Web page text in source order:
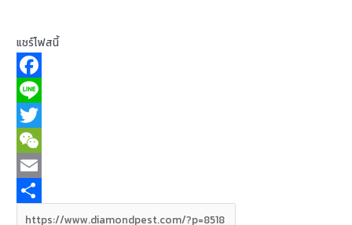
แชร์โฟสนี้
F
a
c
e
b
L
n
e
T
w
W
eE
m